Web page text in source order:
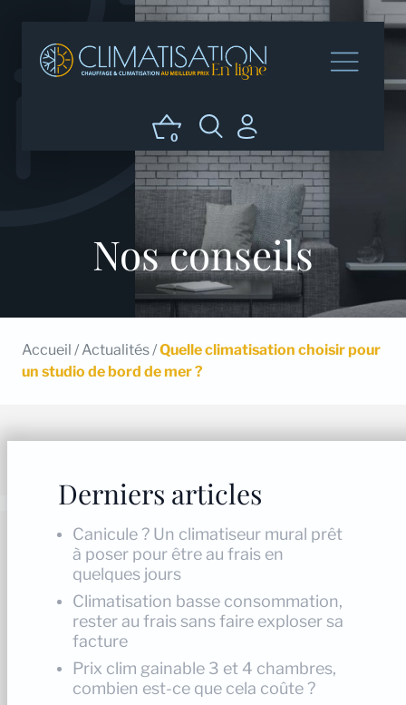
0
Nos conseils
Accueil / Actualités/Quelle climatisation choisir pour
un studio de bord de mer ?
Derniers articles
Canicule ? Un climatiseur mural prêt
à poser pour être au frais en
quelques jours
Climatisation basse consommation,
rester au frais sans faire exploser sa
facture
Prix clim gainable 3 et 4 chambres,
combien est-ce que cela coûte ?